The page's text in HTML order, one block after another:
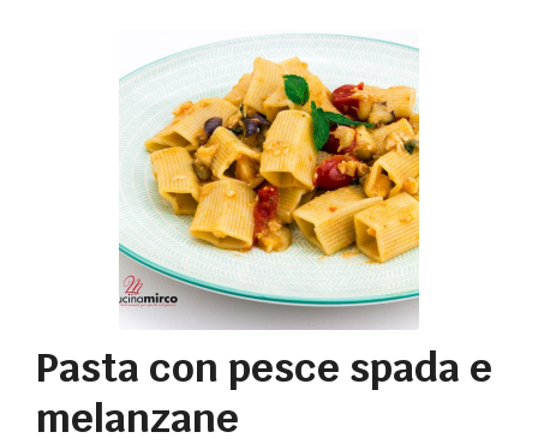
Pasta con pesce spada e
melanzane